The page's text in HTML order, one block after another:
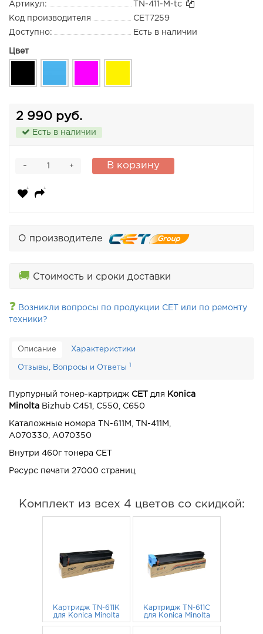
Артикул:
TN-411-M-tc
Код производителя
CET7259
Доступно:
Есть в наличии
Цвет
2 990 руб.
Есть в наличии
+
- В корзину
О производителе
🚚 Стоимость и сроки доставки
❓ Возникли вопросы по продукции CET или по ремонту
техники?
Описание Характеристики
Отзывы, Вопросы и Ответы
Пурпурный тонер-картридж CET для
Konica
Minolta Bizhub C451, C550, C650
Каталожные номера TN-611M, TN-411M,
A070330, A070350
Внутри 460г тонера CET
Ресурс печати 27000 страниц
Комплект из всех 4 цветов со скидкой:
Картридж TN-611K
для Konica Minolta
Bizhub C451, C550,
Картридж TN-611C
для Konica Minolta
Bizhub C451, C550,